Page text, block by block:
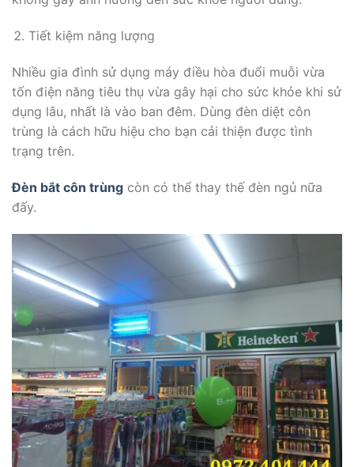
Tiết kiệm năng lượng
Nhiều gia đình sử dụng máy điều hòa đuổi muỗi vừa
tốn điện năng tiêu thụ vừa gây hại cho sức khỏe khi sử
dụng lâu, nhất là vào ban đêm. Dùng đèn diệt côn
trùng là cách hữu hiệu cho bạn cải thiện được tình
trạng trên.
Đèn bắt côn trùng còn có thể thay thế đèn ngủ nữa
đấy.